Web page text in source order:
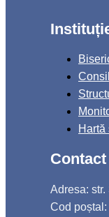
Hartă
Contact
Adresa:
Cod